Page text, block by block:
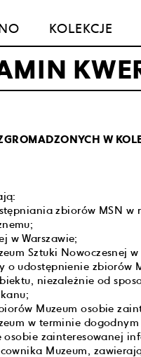
KOLEKCJE
W
zbiorów MSN w
w Warszawie;
Sztuki Nowoczesnej w
udostępnienie zbiorów
niezależnie od
Muzeum osobie
w terminie
osobie zainteresowanej
Muzeum,